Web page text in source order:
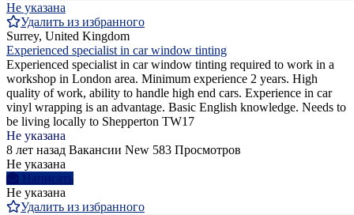
Не указана
Удалить из избранного
Surrey, United Kingdom
Experienced specialist in car window tinting
Experienced specialist in car window tinting required to work in a
workshop in London area. Minimum experience 2 years. High
quality of work, ability to handle high end cars. Experience in car
vinyl wrapping is an advantage. Basic English knowledge. Needs to
be living locally to Shepperton TW17
Не указана
8 лет назад Вакансии New 583 Просмотров
Не указана
Написать
Не указана
Удалить из избранного